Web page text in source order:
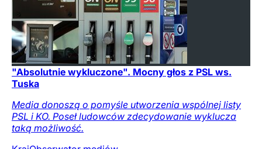
"Absolutnie wykluczone". Mocny głos z PSL ws.
Tuska
Media donoszą o pomyśle utworzenia wspólnej listy
PSL i KO. Poseł ludowców zdecydowanie wyklucza
taką możliwość.